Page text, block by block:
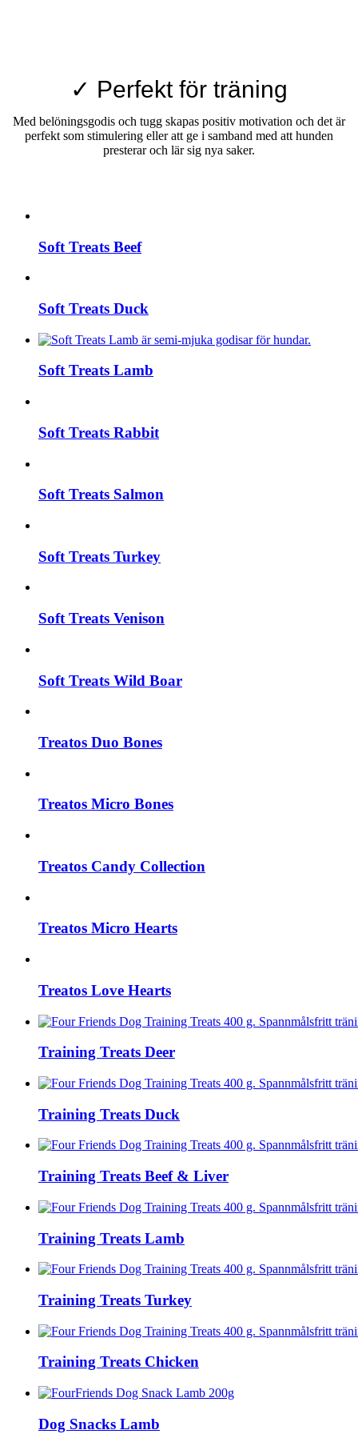
✓ Perfekt för träning
Med belöningsgodis och tugg skapas positiv motivation och det är
perfekt som stimulering eller att ge i samband med att hunden
presterar och lär sig nya saker.
Soft Treats Beef
Soft Treats Duck
Soft Treats Lamb
Soft Treats Rabbit
Soft Treats Salmon
Soft Treats Turkey
Soft Treats Venison
Soft Treats Wild Boar
Treatos Duo Bones
Treatos Micro Bones
Treatos Candy Collection
Treatos Micro Hearts
Treatos Love Hearts
Training Treats Deer
Training Treats Duck
Training Treats Beef & Liver
Training Treats Lamb
Training Treats Turkey
Training Treats Chicken
Dog Snacks Lamb